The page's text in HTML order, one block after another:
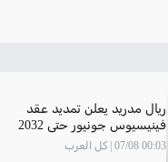
ريال مدريد يعلن تمديد عقد
فينيسيوس جونيور حتى 2032
00:03 07/08 | كل العرب